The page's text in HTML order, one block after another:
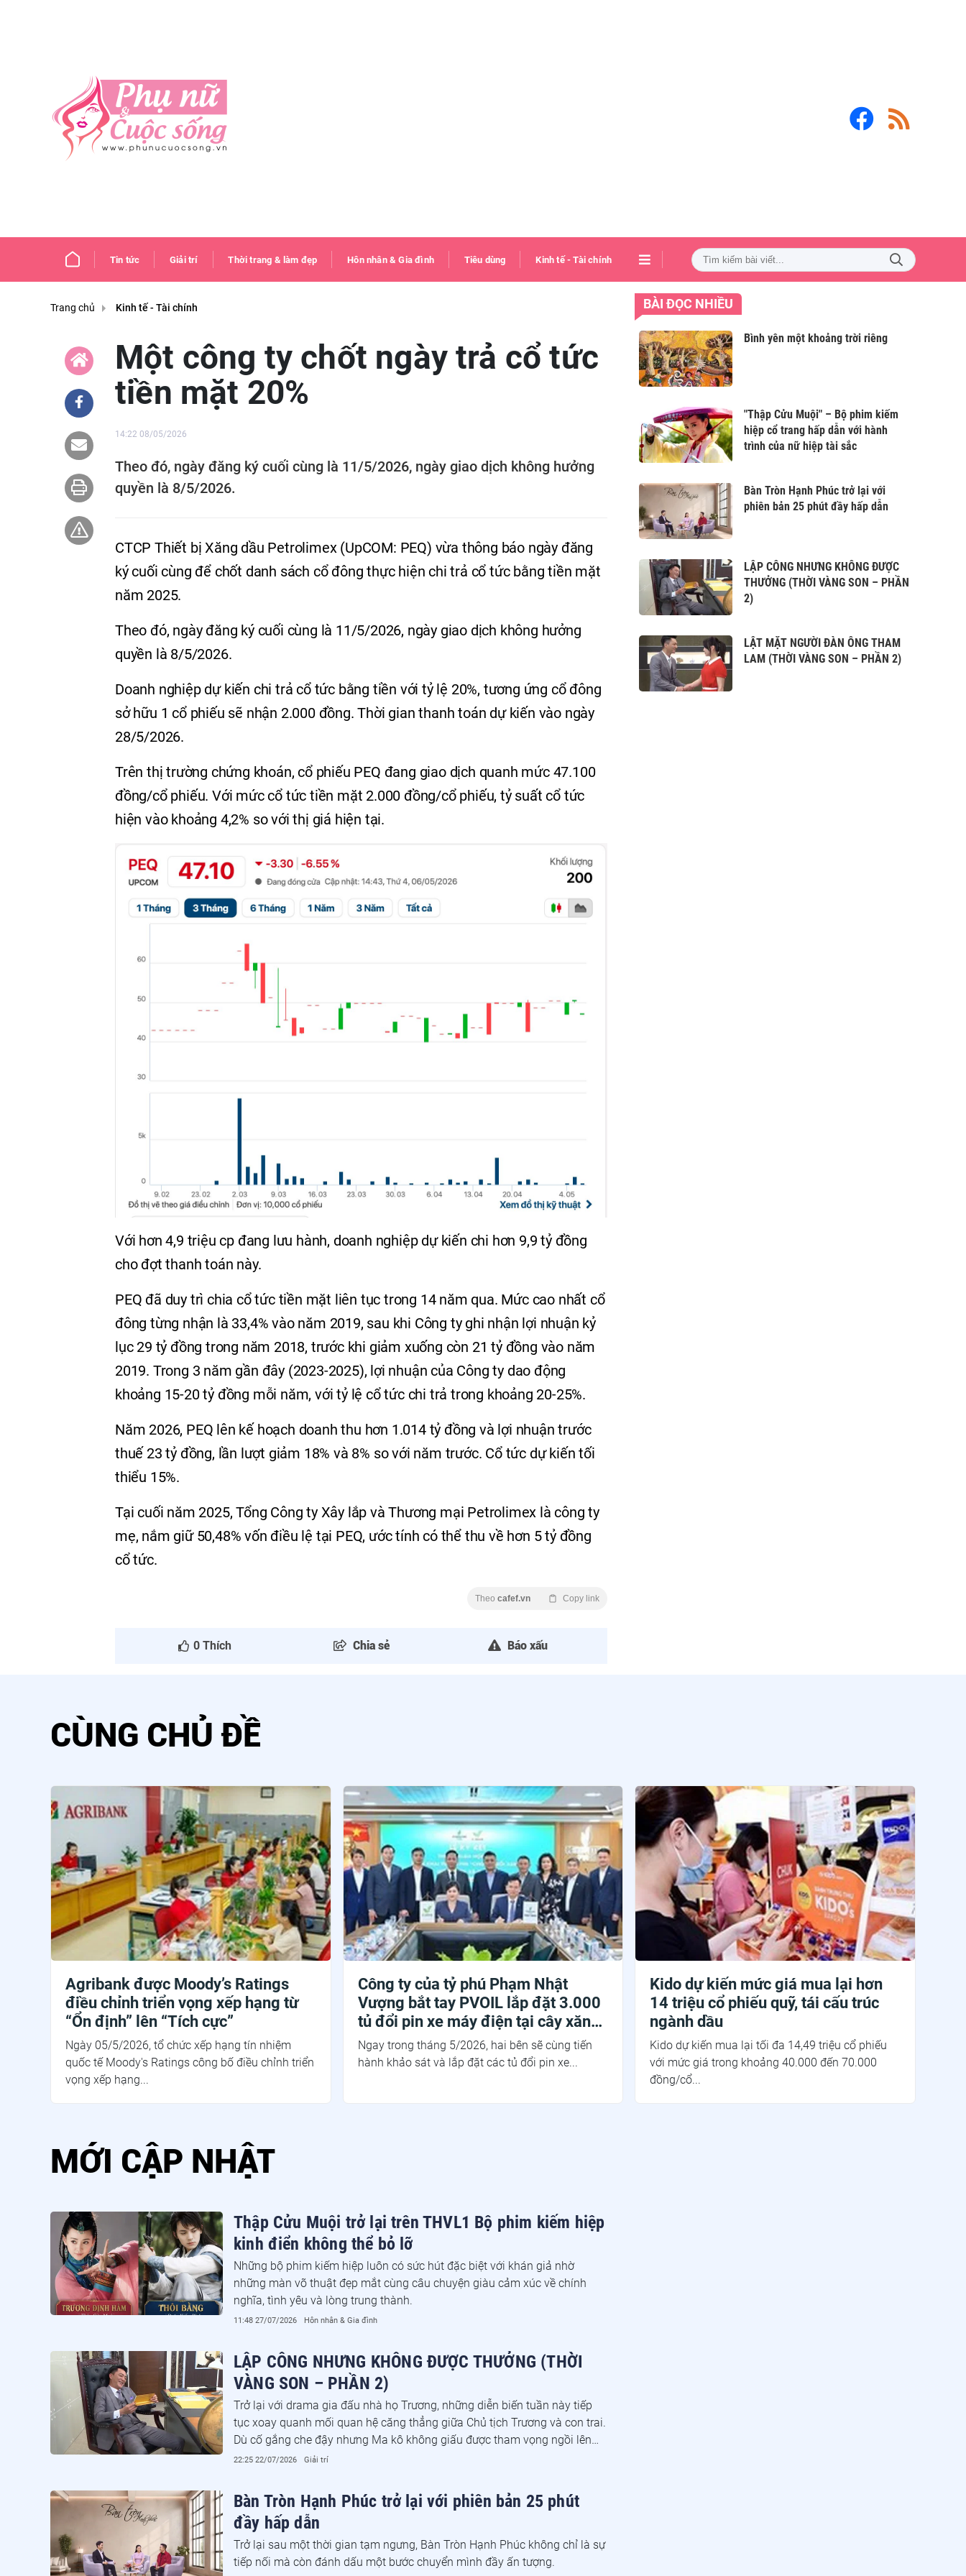
Tin tức Giải trí Thời trang & làm đẹp Hôn nhân & Gia đình Tiêu dùng Kinh tế - Tài chính
Trang chủ Kinh tế - Tài chính
Một công ty chốt ngày trả cổ tức
tiền mặt 20%
14:22 08/05/2026
Theo đó, ngày đăng ký cuối cùng là 11/5/2026, ngày giao dịch không hưởng
quyền là 8/5/2026.
CTCP Thiết bị Xăng dầu Petrolimex (UpCOM: PEQ) vừa thông báo ngày đăng
ký cuối cùng để chốt danh sách cổ đông thực hiện chi trả cổ tức bằng tiền mặt
năm 2025.
Theo đó, ngày đăng ký cuối cùng là 11/5/2026, ngày giao dịch không hưởng
quyền là 8/5/2026.
Doanh nghiệp dự kiến chi trả cổ tức bằng tiền với tỷ lệ 20%, tương ứng cổ đông
sở hữu 1 cổ phiếu sẽ nhận 2.000 đồng. Thời gian thanh toán dự kiến vào ngày
28/5/2026.
Trên thị trường chứng khoán, cổ phiếu PEQ đang giao dịch quanh mức 47.100
đồng/cổ phiếu. Với mức cổ tức tiền mặt 2.000 đồng/cổ phiếu, tỷ suất cổ tức
hiện vào khoảng 4,2% so với thị giá hiện tại.
Với hơn 4,9 triệu cp đang lưu hành, doanh nghiệp dự kiến chi hơn 9,9 tỷ đồng
cho đợt thanh toán này.
PEQ đã duy trì chia cổ tức tiền mặt liên tục trong 14 năm qua. Mức cao nhất cổ
đông từng nhận là 33,4% vào năm 2019, sau khi Công ty ghi nhận lợi nhuận kỷ
lục 29 tỷ đồng trong năm 2018, trước khi giảm xuống còn 21 tỷ đồng vào năm
2019. Trong 3 năm gần đây (2023-2025), lợi nhuận của Công ty dao động
khoảng 15-20 tỷ đồng mỗi năm, với tỷ lệ cổ tức chi trả trong khoảng 20-25%.
Năm 2026, PEQ lên kế hoạch doanh thu hơn 1.014 tỷ đồng và lợi nhuận trước
thuế 23 tỷ đồng, lần lượt giảm 18% và 8% so với năm trước. Cổ tức dự kiến tối
thiểu 15%.
Tại cuối năm 2025, Tổng Công ty Xây lắp và Thương mại Petrolimex là công ty
mẹ, nắm giữ 50,48% vốn điều lệ tại PEQ, ước tính có thể thu về hơn 5 tỷ đồng
cổ tức.
Theocafef.vn Copy link
0Thích Chia sẻ Báo xấu
BÀI ĐỌC NHIỀU
Bình yên một khoảng trời riêng
"Thập Cửu Muội" – Bộ phim kiếm
hiệp cổ trang hấp dẫn với hành
trình của nữ hiệp tài sắc
Bàn Tròn Hạnh Phúc trở lại với
phiên bản 25 phút đầy hấp dẫn
LẬP CÔNG NHƯNG KHÔNG ĐƯỢC
THƯỞNG (THỜI VÀNG SON – PHẦN
2)
LẬT MẶT NGƯỜI ĐÀN ÔNG THAM
LAM (THỜI VÀNG SON – PHẦN 2)
CÙNG CHỦ ĐỀ
Agribank được Moody’s Ratings
điều chỉnh triển vọng xếp hạng từ
“Ổn định” lên “Tích cực”
Ngày 05/5/2026, tổ chức xếp hạng tín nhiệm
quốc tế Moody's Ratings công bố điều chỉnh triển
vọng xếp hạng...
Công ty của tỷ phú Phạm Nhật
Vượng bắt tay PVOIL lắp đặt 3.000
tủ đổi pin xe máy điện tại cây xăng
đến hết tháng 6
Ngay trong tháng 5/2026, hai bên sẽ cùng tiến
hành khảo sát và lắp đặt các tủ đổi pin xe...
Kido dự kiến mức giá mua lại hơn
14 triệu cổ phiếu quỹ, tái cấu trúc
ngành dầu
Kido dự kiến mua lại tối đa 14,49 triệu cổ phiếu
với mức giá trong khoảng 40.000 đến 70.000
đồng/cổ...
MỚI CẬP NHẬT
Thập Cửu Muội trở lại trên THVL1 Bộ phim kiếm hiệp
kinh điển không thể bỏ lỡ
Những bộ phim kiếm hiệp luôn có sức hút đặc biệt với khán giả nhờ
những màn võ thuật đẹp mắt cùng câu chuyện giàu cảm xúc về chính
nghĩa, tình yêu và lòng trung thành.
11:48 27/07/2026 Hôn nhân & Gia đình
LẬP CÔNG NHƯNG KHÔNG ĐƯỢC THƯỞNG (THỜI
VÀNG SON – PHẦN 2)
Trở lại với drama gia đấu nhà họ Trương, những diễn biến tuần này tiếp
tục xoay quanh mối quan hệ căng thẳng giữa Chủ tịch Trương và con trai.
Dù cố gắng che đậy nhưng Ma kô không giấu được tham vọng ngồi lên
chiếc ghế chủ tịch. Và, khi kẻ tham vọng háo hức lập công nhưng lại
22:25 22/07/2026 Giải trí
Bàn Tròn Hạnh Phúc trở lại với phiên bản 25 phút
đầy hấp dẫn
Trở lại sau một thời gian tạm ngưng, Bàn Tròn Hạnh Phúc không chỉ là sự
tiếp nối mà còn đánh dấu một bước chuyển mình đầy ấn tượng.